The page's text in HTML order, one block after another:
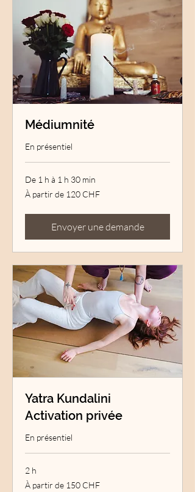
Médiumnité
En présentiel
De 1 h à 1 h 30 min
À
partir
À partir de 120 CHF
Envoyer une demande
Yatra Kundalini
Activation privée
En présentiel
2 h
À
partir
À partir de 150 CHF